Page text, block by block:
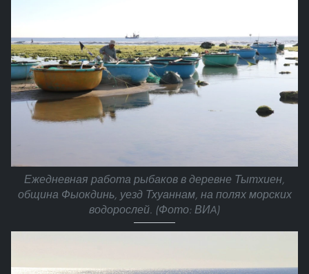
Ежедневная работа рыбаков в деревне Тытхиен,
община Фыокдинь, уезд Тхуаннам, на полях морских
водорослей. (Фото: ВИA)